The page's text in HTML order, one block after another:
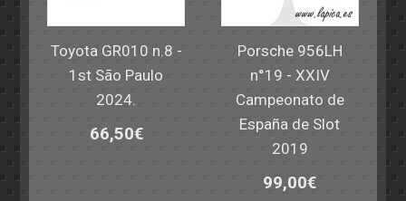
Toyota GR010 n.8 -
1st São Paulo
2024.
66,50€
Porsche 956LH
n°19 - XXIV
Campeonato de
España de Slot
2019
99,00€